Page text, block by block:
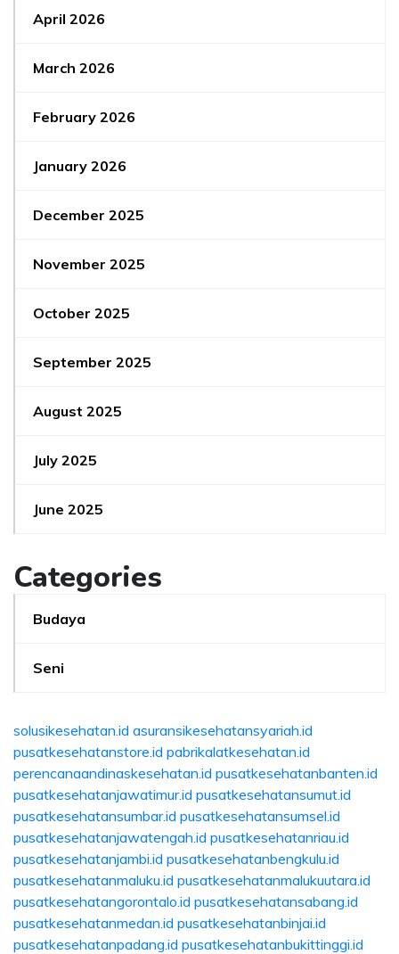
April 2026
March 2026
February 2026
January 2026
December 2025
November 2025
October 2025
September 2025
August 2025
July 2025
June 2025
Categories
Budaya
Seni
solusikesehatan.id asuransikesehatansyariah.id
pusatkesehatanstore.id pabrikalatkesehatan.id
perencanaandinaskesehatan.id pusatkesehatanbanten.id
pusatkesehatanjawatimur.id pusatkesehatansumut.id
pusatkesehatansumbar.id pusatkesehatansumsel.id
pusatkesehatanjawatengah.id pusatkesehatanriau.id
pusatkesehatanjambi.id pusatkesehatanbengkulu.id
pusatkesehatanmaluku.id pusatkesehatanmalukuutara.id
pusatkesehatangorontalo.id pusatkesehatansabang.id
pusatkesehatanmedan.id pusatkesehatanbinjai.id
pusatkesehatanpadang.id pusatkesehatanbukittinggi.id